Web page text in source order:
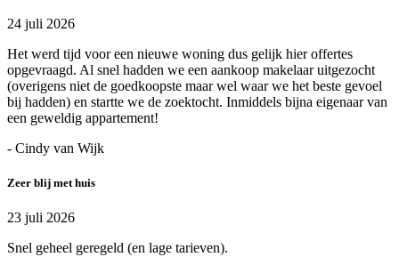
24 juli 2026
Het werd tijd voor een nieuwe woning dus gelijk hier offertes
opgevraagd. Al snel hadden we een aankoop makelaar uitgezocht
(overigens niet de goedkoopste maar wel waar we het beste gevoel
bij hadden) en startte we de zoektocht. Inmiddels bijna eigenaar van
een geweldig appartement!
- Cindy van Wijk
Zeer blij met huis
23 juli 2026
Snel geheel geregeld (en lage tarieven).